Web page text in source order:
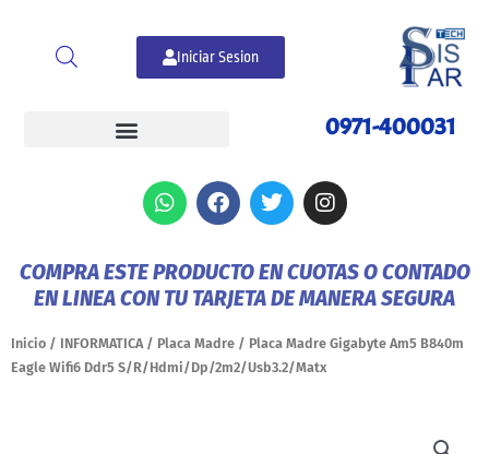
contenido
Iniciar Sesion
0971-400031
W
h
s
a
p
F
a
b
o
k
T
w
t
e
I
n
a
g
a
m
COMPRA ESTE PRODUCTO EN CUOTAS O CONTADO
EN LINEA CON TU TARJETA DE MANERA SEGURA
Inicio / INFORMATICA / Placa Madre / Placa Madre Gigabyte Am5 B840m
Eagle Wifi6 Ddr5 S/R/Hdmi/Dp/2m2/Usb3.2/Matx